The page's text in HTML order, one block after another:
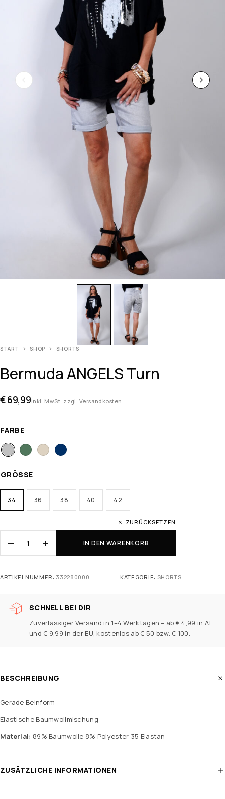
START SHOP SHORTS
Bermuda ANGELS Turn
€69,99inkl. MwSt. zzgl. Versandkosten
FARBE
GRÖSSE
34 36 38 40 42
ZURÜCKSETZEN
IN DEN WARENKORB
ARTIKELNUMMER: 332280000 KATEGORIE: SHORTS
SCHNELL BEI DIR
Zuverlässiger Versand in 1–4 Werktagen – ab € 4,99 in AT
und € 9,99 in der EU, kostenlos ab € 50 bzw. € 100.
BESCHREIBUNG
Gerade Beinform
Elastische Baumwollmischung
Material: 89% Baumwolle 8% Polyester 35 Elastan
ZUSÄTZLICHE INFORMATIONEN